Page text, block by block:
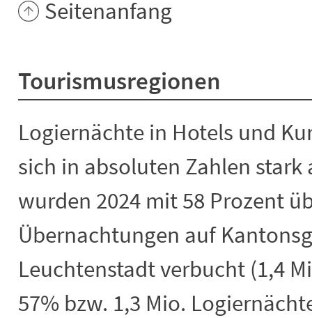
Seitenanfang
Tourismusregionen
Logiernächte in Hotels und
sich in absoluten Zahlen stark
wurden 2024 mit 58 Prozent
Übernachtungen auf
Leuchtenstadt verbucht (1,4
57% bzw. 1,3 Mio.